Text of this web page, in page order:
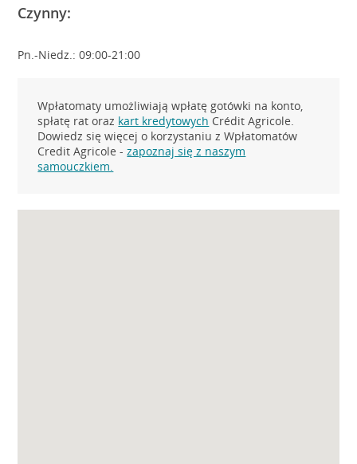
Czynny:
Pn.-Niedz.: 09:00-21:00
Wpłatomaty umożliwiają wpłatę gotówki na konto,
spłatę rat oraz kart kredytowych Crédit Agricole.
Dowiedz się więcej o korzystaniu z Wpłatomatów
Credit Agricole -zapoznaj się z naszym
samouczkiem.